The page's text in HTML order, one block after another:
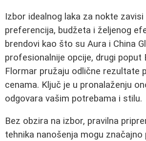
Izbor idealnog laka za nokte zavisi
preferencija, budžeta i željenog
brendovi kao što su Aura i China
profesionalnije opcije, drugi poput
Flormar pružaju odlične rezultate
cenama. Ključ je u pronalaženju
odgovara vašim potrebama i stilu.
Bez obzira na izbor, pravilna
tehnika nanošenja mogu značajno